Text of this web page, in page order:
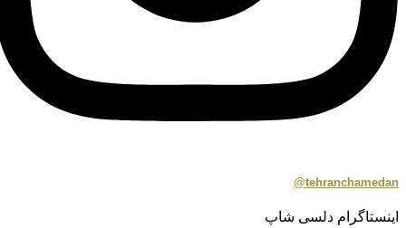
tehranchamedan@
اینستاگرام دلسی شاپ